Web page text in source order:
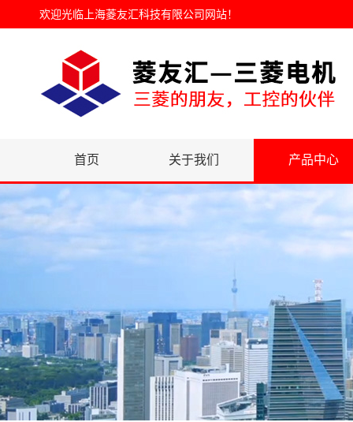
欢迎光临 上海菱友汇科技有限公司网站！
首页 关于我们 产品中心